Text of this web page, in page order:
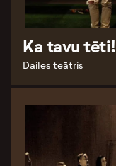
Ka tavu tēti!
Dailes teātris